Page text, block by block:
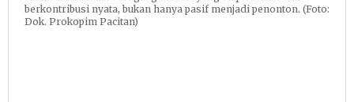
berkontribusi nyata, bukan hanya pasif menjadi penonton. (Foto:
Dok. Prokopim Pacitan)